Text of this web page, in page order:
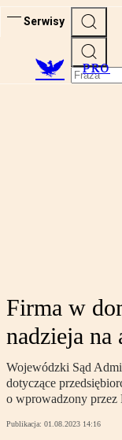
Serwisy
PRO
Firma w
nadzieja na
Wojewódzki Sąd
dotyczące
o wprowadzony przez
Publikacja: 01.08.2023 14:16